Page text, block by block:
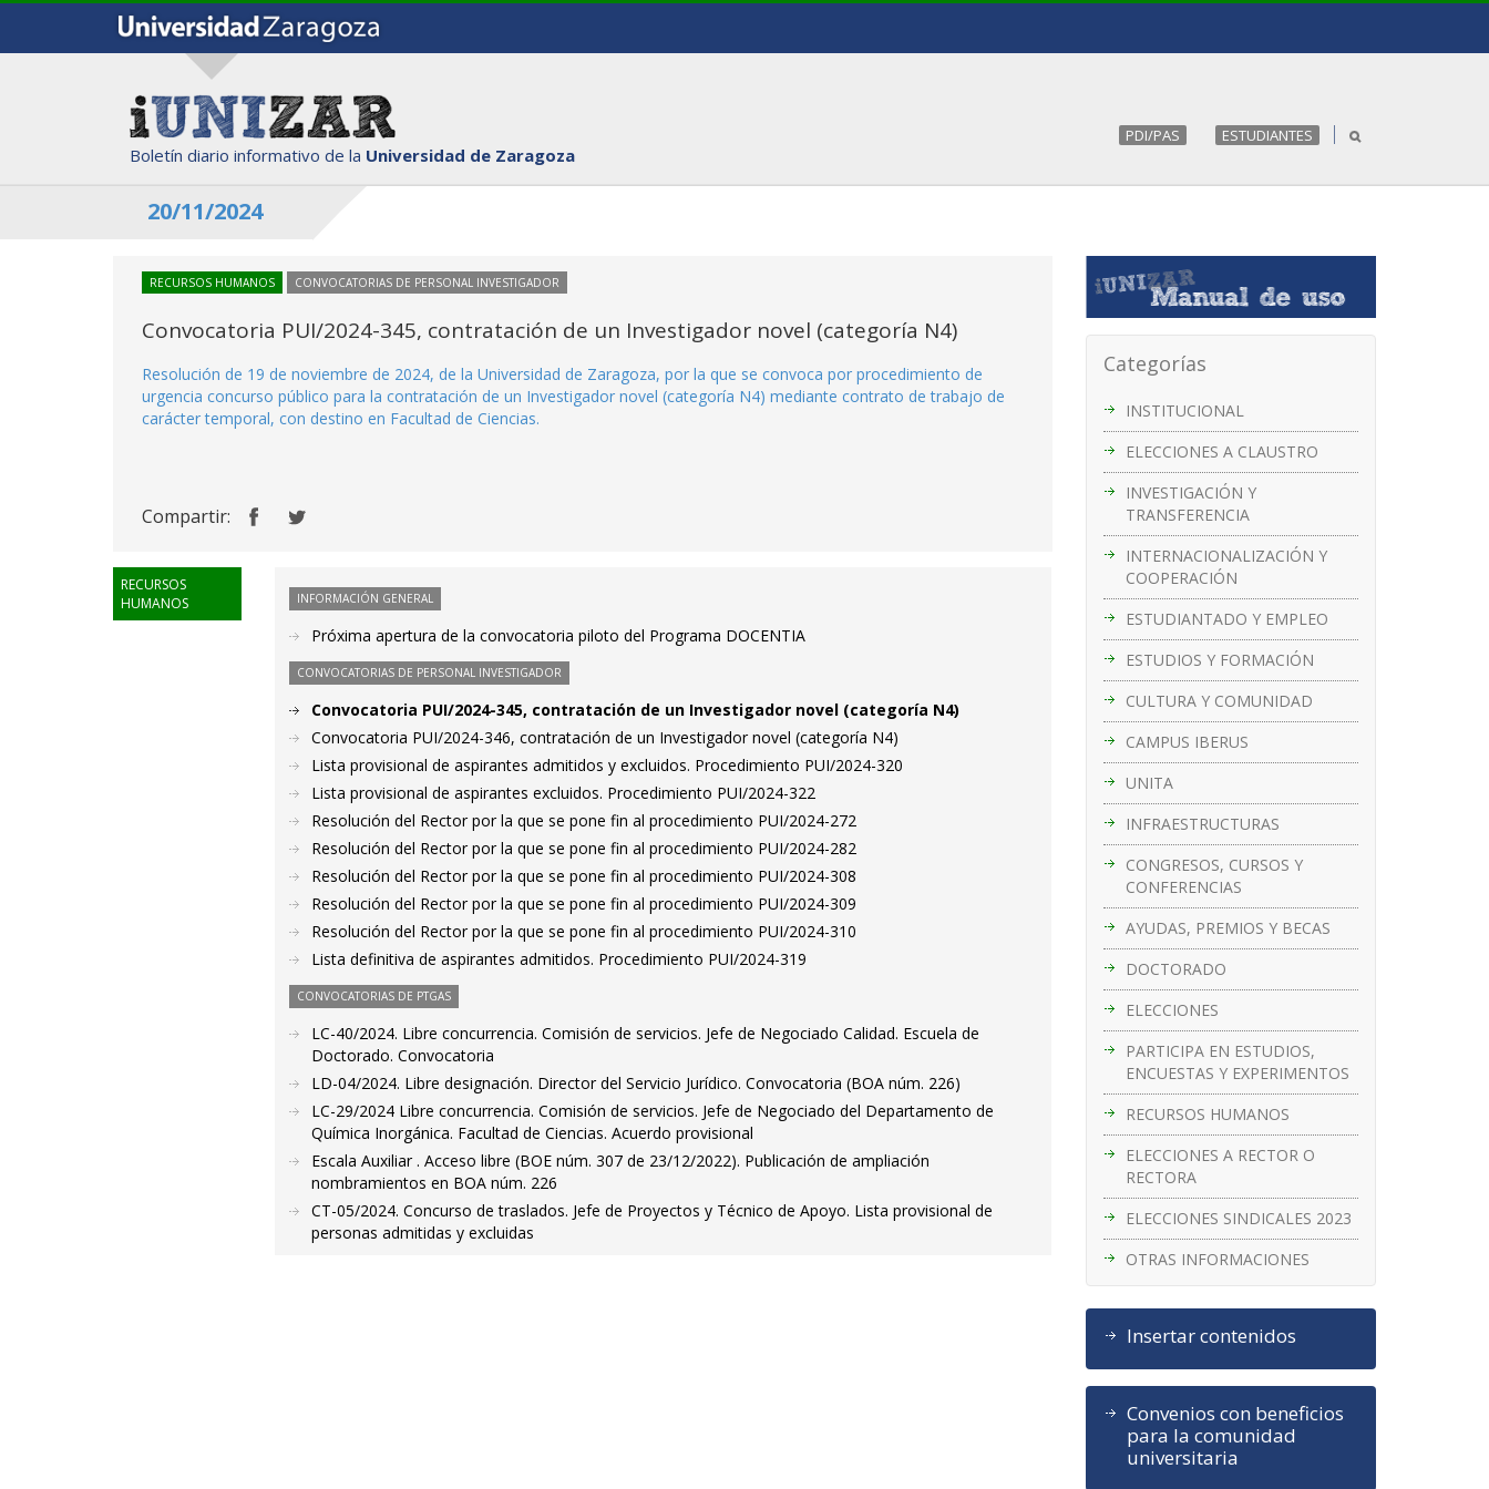
Boletín diario informativo de la Universidad de Zaragoza
PDI/PAS ESTUDIANTES
20/11/2024
Categorías
INSTITUCIONAL
ELECCIONES A CLAUSTRO
INVESTIGACIÓN Y
TRANSFERENCIA
INTERNACIONALIZACIÓN Y
COOPERACIÓN
ESTUDIANTADO Y EMPLEO
ESTUDIOS Y FORMACIÓN
CULTURA Y COMUNIDAD
CAMPUS IBERUS
UNITA
INFRAESTRUCTURAS
CONGRESOS, CURSOS Y
CONFERENCIAS
AYUDAS, PREMIOS Y BECAS
DOCTORADO
ELECCIONES
PARTICIPA EN ESTUDIOS,
ENCUESTAS Y EXPERIMENTOS
RECURSOS HUMANOS
ELECCIONES A RECTOR O
RECTORA
ELECCIONES SINDICALES 2023
OTRAS INFORMACIONES
Insertar contenidos
Convenios con beneficios
para la comunidad
universitaria
RECURSOS HUMANOS CONVOCATORIAS DE PERSONAL INVESTIGADOR
Convocatoria PUI/2024-345, contratación de un Investigador novel (categoría N4)
Resolución de 19 de noviembre de 2024, de la Universidad de Zaragoza, por la que se convoca por procedimiento de
urgencia concurso público para la contratación de un Investigador novel (categoría N4) mediante contrato de trabajo de
carácter temporal, con destino en Facultad de Ciencias.
Compartir:
RECURSOS
HUMANOS
INFORMACIÓN GENERAL
Próxima apertura de la convocatoria piloto del Programa DOCENTIA
CONVOCATORIAS DE PERSONAL INVESTIGADOR
Convocatoria PUI/2024-345, contratación de un Investigador novel (categoría N4)
Convocatoria PUI/2024-346, contratación de un Investigador novel (categoría N4)
Lista provisional de aspirantes admitidos y excluidos. Procedimiento PUI/2024-320
Lista provisional de aspirantes excluidos. Procedimiento PUI/2024-322
Resolución del Rector por la que se pone fin al procedimiento PUI/2024-272
Resolución del Rector por la que se pone fin al procedimiento PUI/2024-282
Resolución del Rector por la que se pone fin al procedimiento PUI/2024-308
Resolución del Rector por la que se pone fin al procedimiento PUI/2024-309
Resolución del Rector por la que se pone fin al procedimiento PUI/2024-310
Lista definitiva de aspirantes admitidos. Procedimiento PUI/2024-319
CONVOCATORIAS DE PTGAS
LC-40/2024. Libre concurrencia. Comisión de servicios. Jefe de Negociado Calidad. Escuela de
Doctorado. Convocatoria
LD-04/2024. Libre designación. Director del Servicio Jurídico. Convocatoria (BOA núm. 226)
LC-29/2024 Libre concurrencia. Comisión de servicios. Jefe de Negociado del Departamento de
Química Inorgánica. Facultad de Ciencias. Acuerdo provisional
Escala Auxiliar . Acceso libre (BOE núm. 307 de 23/12/2022). Publicación de ampliación
nombramientos en BOA núm. 226
CT-05/2024. Concurso de traslados. Jefe de Proyectos y Técnico de Apoyo. Lista provisional de
personas admitidas y excluidas